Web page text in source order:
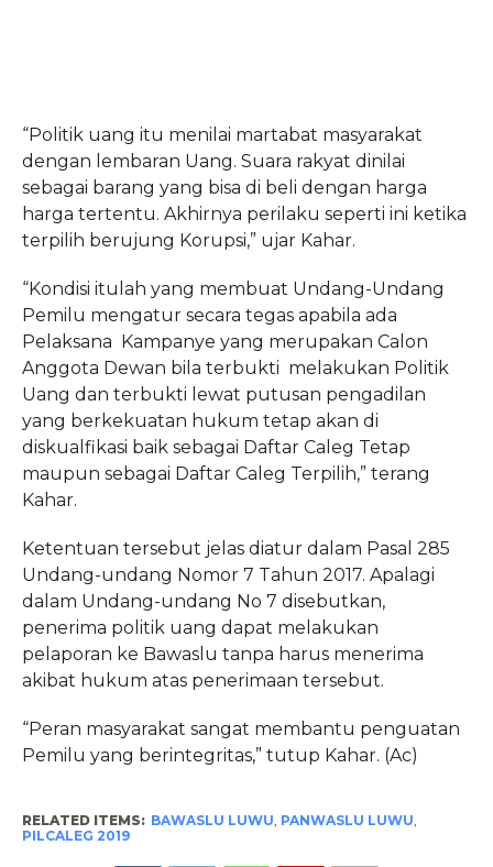
“Politik uang itu menilai martabat masyarakat
dengan lembaran Uang. Suara rakyat dinilai
sebagai barang yang bisa di beli dengan harga
harga tertentu. Akhirnya perilaku seperti ini ketika
terpilih berujung Korupsi,” ujar Kahar.
“Kondisi itulah yang membuat Undang-Undang
Pemilu mengatur secara tegas apabila ada
Pelaksana Kampanye yang merupakan Calon
Anggota Dewan bila terbukti melakukan Politik
Uang dan terbukti lewat putusan pengadilan
yang berkekuatan hukum tetap akan di
diskualfikasi baik sebagai Daftar Caleg Tetap
maupun sebagai Daftar Caleg Terpilih,” terang
Kahar.
Ketentuan tersebut jelas diatur dalam Pasal 285
Undang-undang Nomor 7 Tahun 2017. Apalagi
dalam Undang-undang No 7 disebutkan,
penerima politik uang dapat melakukan
pelaporan ke Bawaslu tanpa harus menerima
akibat hukum atas penerimaan tersebut.
“Peran masyarakat sangat membantu penguatan
Pemilu yang berintegritas,” tutup Kahar. (Ac)
RELATED ITEMS: BAWASLU LUWU, PANWASLU LUWU,
PILCALEG 2019